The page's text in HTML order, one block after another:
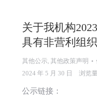
关于我机构
具有非营利组
其他公示, 其他政策声明
2024 年 5 月 30 日
浏览
公示链接：